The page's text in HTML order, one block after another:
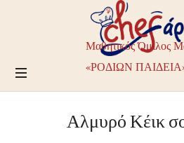
Chefarisma
–
Μαθητικός
Όμιλος
Μαγειρικής
ΡΟΔΙΩΝ
ΠΑΙΔΕΙΑ
Μαθητικός Όμιλος
«ΡΟΔΙΩΝ
Αλμυρό Κέικ